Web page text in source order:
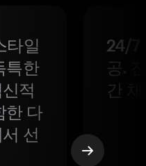
타일
특한
적
한 다
선
24/7
공.
간